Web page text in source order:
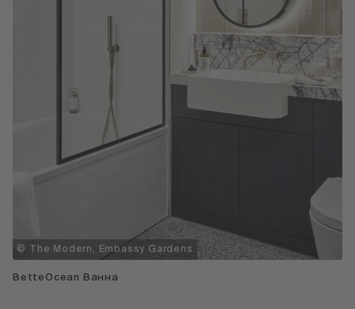
© The Modern, Embassy Gardens
BetteOcean Ванна